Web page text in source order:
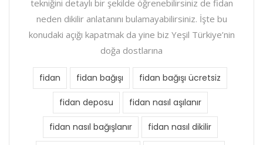
tekniğini detaylı bir şekilde öğrenebilirsiniz de fidan
neden dikilir anlatanını bulamayabilirsiniz. İşte bu
konudaki açığı kapatmak da yine biz Yeşil Türkiye’nin
doğa dostlarına
fidan fidan bağışı fidan bağışı ücretsiz
fidan deposu fidan nasıl aşılanır
fidan nasıl bağışlanır fidan nasıl dikilir